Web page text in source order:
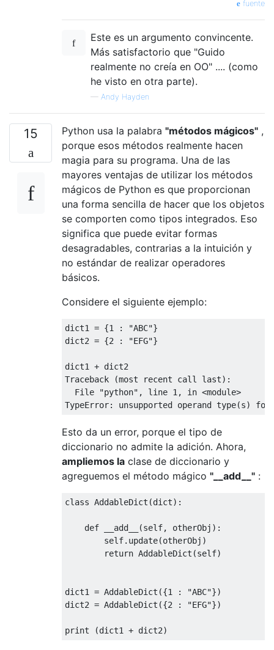
fuente
Este es un argumento convincente.
Más satisfactorio que "Guido
realmente no creía en OO" .... (como
he visto en otra parte).
— Andy Hayden
15 Python usa la palabra "métodos mágicos" ,
porque esos métodos realmente hacen
magia para su programa. Una de las
mayores ventajas de utilizar los métodos
mágicos de Python es que proporcionan
una forma sencilla de hacer que los objetos
se comporten como tipos integrados. Eso
significa que puede evitar formas
desagradables, contrarias a la intuición y
no estándar de realizar operadores
básicos.
Considere el siguiente ejemplo:
dict1 = {1 : "ABC"}
dict2 = {2 : "EFG"}
dict1 +
Traceback
(most recent call last):
File
"python" , line 1 , in <module>
TypeError: unsupported operand type(s) for
Esto da un error, porque el tipo de
diccionario no admite la adición. Ahora,
ampliemos la clase de diccionario y
agreguemos el método mágico "__add__" :
class AddableDict (dict):
def __add__ (self, otherObj ):
        self
. update(otherObj )
return AddableDict (self)
dict1 = AddableDict ({1 : "ABC"})
dict2 = AddableDict ({2 : "EFG"})
print (dict1 + dict2)